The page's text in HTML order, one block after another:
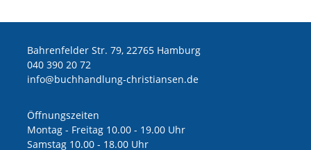
Bahrenfelder Str. 79, 22765 Hamburg
040 390 20 72
ed.nesnaitsirhc-gnuldnahhcub@ofni
Öffnungszeiten
Montag - Freitag 10.00 - 19.00 Uhr
Samstag 10.00 - 18.00 Uhr